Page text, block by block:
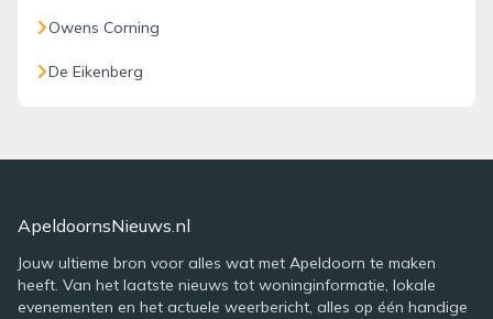
Owens Corning
De Eikenberg
ApeldoornsNieuws.nl
Jouw ultieme bron voor alles wat met Apeldoorn te maken
heeft. Van het laatste nieuws tot woninginformatie, lokale
evenementen en het actuele weerbericht, alles op één handige